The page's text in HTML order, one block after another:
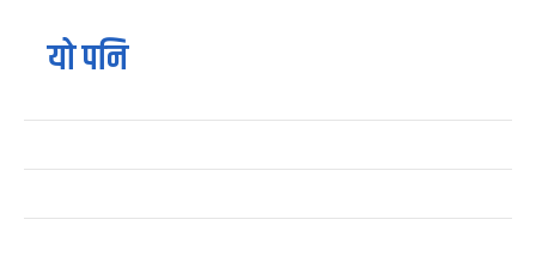
यो पनि